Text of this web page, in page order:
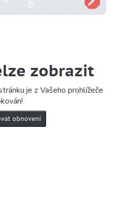
zobrazit
je z Vašeho prohlížeče
obnovení